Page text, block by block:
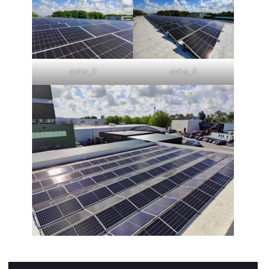
oplus_0 oplus_0